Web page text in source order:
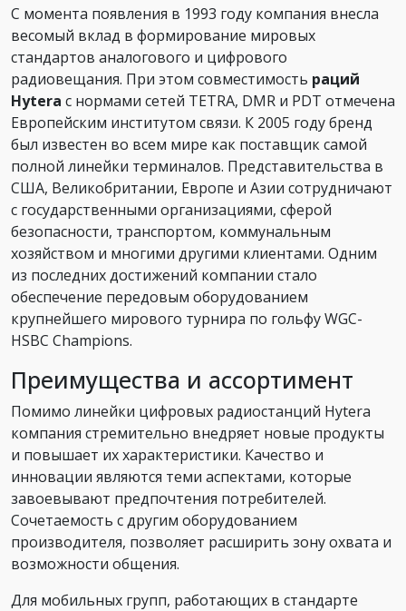
С момента появления в 1993 году компания внесла
весомый вклад в формирование мировых
стандартов аналогового и цифрового
радиовещания. При этом совместимость раций
Hytera с нормами сетей TETRA, DMR и PDT отмечена
Европейским институтом связи. К 2005 году бренд
был известен во всем мире как поставщик самой
полной линейки терминалов. Представительства в
США, Великобритании, Европе и Азии сотрудничают
с государственными организациями, сферой
безопасности, транспортом, коммунальным
хозяйством и многими другими клиентами. Одним
из последних достижений компании стало
обеспечение передовым оборудованием
крупнейшего мирового турнира по гольфу WGC-
HSBC Champions.
Преимущества и ассортимент
Помимо линейки цифровых радиостанций Hytera
компания стремительно внедряет новые продукты
и повышает их характеристики. Качество и
инновации являются теми аспектами, которые
завоевывают предпочтения потребителей.
Сочетаемость с другим оборудованием
производителя, позволяет расширить зону охвата и
возможности общения.
Для мобильных групп, работающих в стандарте